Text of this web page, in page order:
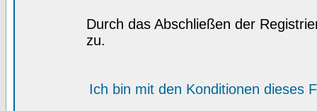
Durch das Abschließen der
zu.
Ich bin mit den Konditionen dieses